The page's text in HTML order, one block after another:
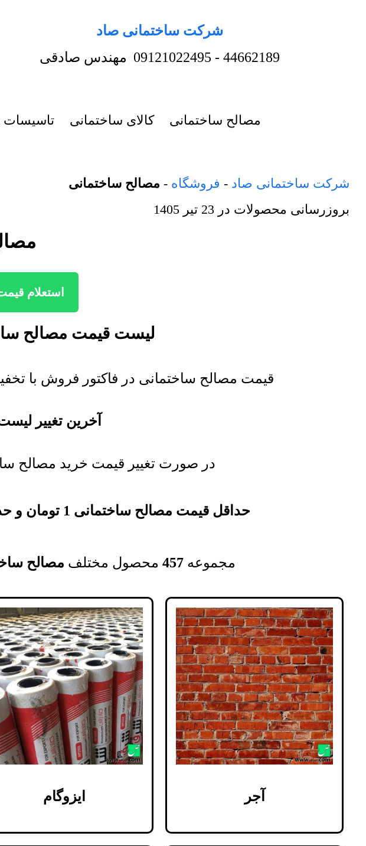
شرکت ساختمانی صاد
44662189
-
09121022495 مهندس صادقی
مصالح ساختمانی کالای ساختمانی تاسیسات
شرکت ساختمانی صاد - فروشگاه - مصالح ساختمانی
بروزرسانی محصولات در 23 تیر 1405
استعلام
لیست قیمت مصالح
قیمت مصالح ساختمانی در فاکتور فروش با
آخرین تغییر لیست قیمت در
در صورت تغییر قیمت خرید مصالح
حداقل قیمت مصالح ساختمانی 1 تومان و
مجموعه‌ 457 محصول مختلف مصالح
آجر ایزوگام